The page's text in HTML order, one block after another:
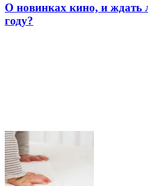
О новинках кино, и ждать
году?